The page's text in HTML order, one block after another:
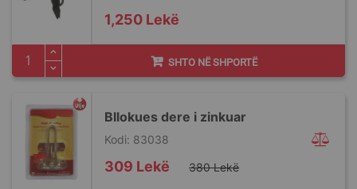
1,250 Lekë
SHTO NË SHPORTË
Bllokues dere i zinkuar
Kodi: 83038
Special
Price
309 Lekë 380 Lekë